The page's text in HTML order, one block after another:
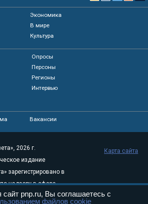
Экономика
В мире
Культура
Опросы
Персоны
Регионы
Интервью
Вакансии
2026 г.
издание
зарегистрировано в
надзору в сфере
технологий и
Карта сайта
сайт pnp.ru, Вы соглашаетесь с
файлов cookie